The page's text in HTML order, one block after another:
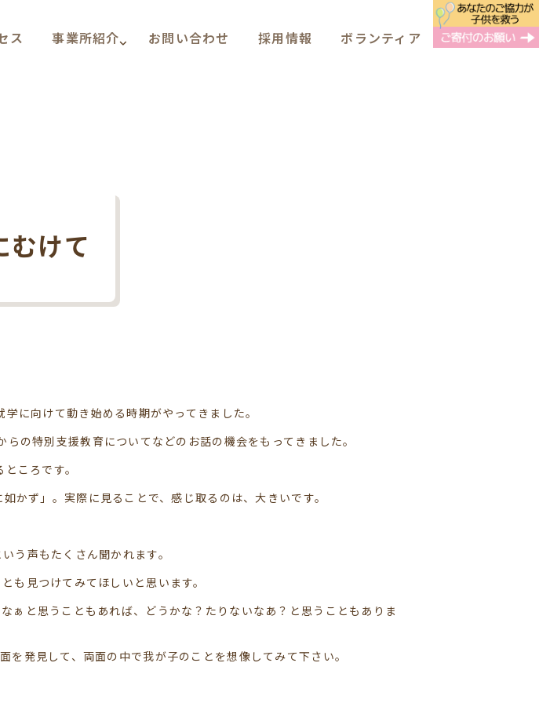
ス 事業所紹介 お問い合わせ 採用情報 ボランティア
むけて
に向けて動き始める時期がやってきました。
の特別支援教育についてなどのお話の機会をもってきました。
ころです。
かず」。実際に見ることで、感じ取るのは、大きいです。
う声もたくさん聞かれます。
も見つけてみてほしいと思います。
ぁと思うこともあれば、どうかな？たりないなあ？と思うこともありま
発見して、両面の中で我が子のことを想像してみて下さい。